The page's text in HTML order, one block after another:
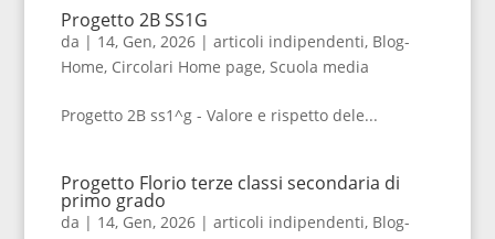
Progetto 2B SS1G
da | 14, Gen, 2026| articoli indipendenti, Blog-
Home, Circolari Home page, Scuola media
Progetto 2B ss1^g - Valore e rispetto dele...
Progetto Florio terze classi secondaria di
primo grado
da | 14, Gen, 2026| articoli indipendenti, Blog-